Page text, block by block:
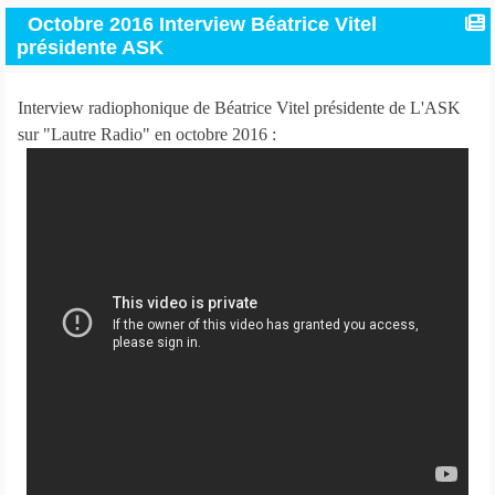
Octobre 2016 Interview Béatrice Vitel
présidente ASK
Interview radiophonique de Béatrice Vitel présidente de L'ASK
sur "Lautre Radio" en octobre 2016 :